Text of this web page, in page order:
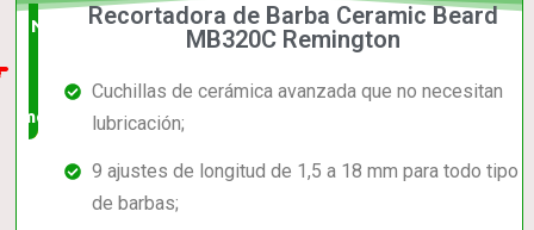
Nuevo
mercado
Recortadora de Barba Ceramic Beard
MB320C Remington
Cuchillas de cerámica avanzada que no necesitan
lubricación;
9 ajustes de longitud de 1,5 a 18 mm para todo tipo
de barbas;